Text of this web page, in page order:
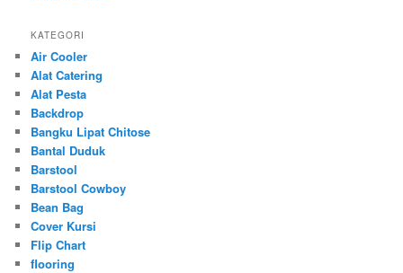
KATEGORI
Air Cooler
Alat Catering
Alat Pesta
Backdrop
Bangku Lipat Chitose
Bantal Duduk
Barstool
Barstool Cowboy
Bean Bag
Cover Kursi
Flip Chart
flooring